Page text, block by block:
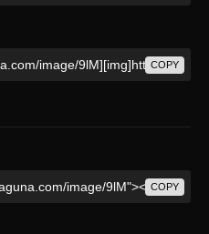
COPY
COPY